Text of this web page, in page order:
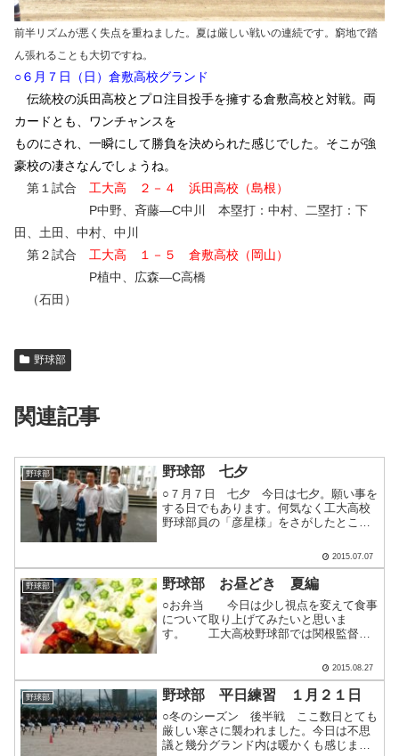
前半リズムが悪く失点を重ねました。夏は厳しい戦いの連続です。窮地で踏
ん張れることも大切ですね。
○６月７日（日）倉敷高校グランド
伝統校の浜田高校とプロ注目投手を擁する倉敷高校と対戦。両
カードとも、ワンチャンスを
ものにされ、一瞬にして勝負を決められた感じでした。そこが強
豪校の凄さなんでしょうね。
第１試合 工大高 ２－４ 浜田高校（島根）
P中野、斉藤―C中川 本塁打：中村、二塁打：下
田、土田、中村、中川
第２試合 工大高 １－５ 倉敷高校（岡山）
P植中、広森―C高橋
（石田）
野球部
関連記事
野球部 野球部 七夕
○７月７日 七夕 今日は七夕。願い事を
する日でもあります。何気なく工大高校
野球部員の「彦星様」をさがしたとこ
れ（１９９７年）の荒井息吹君。 １０
０名の部員がいるということは、４日に
１人は誕生日を迎えている.....
2015.07.07
野球部 野球部 お昼どき 夏編
○お弁当 今日は少し視点を変えて食事
について取り上げてみたいと思いま
す。 工大高校野球部では関根監督の
組んでいます。栄養士の専門家を招き講
合まで常に最高のパフォーマ.....
2015.08.27
野球部 野球部 平日練習 １月２１日
○冬のシーズン 後半戦 ここ数日とても
厳しい寒さに襲われました。今日は不思
議と幾分グランド内は暖かくも感じま